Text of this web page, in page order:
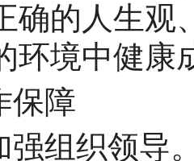
确的人生观
环境中健康
保障
强组织领